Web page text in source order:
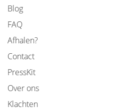
Blog
FAQ
Afhalen?
Contact
PressKit
Over ons
Klachten